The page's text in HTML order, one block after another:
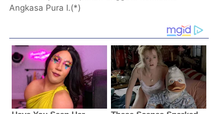
Angkasa Pura I.(*)